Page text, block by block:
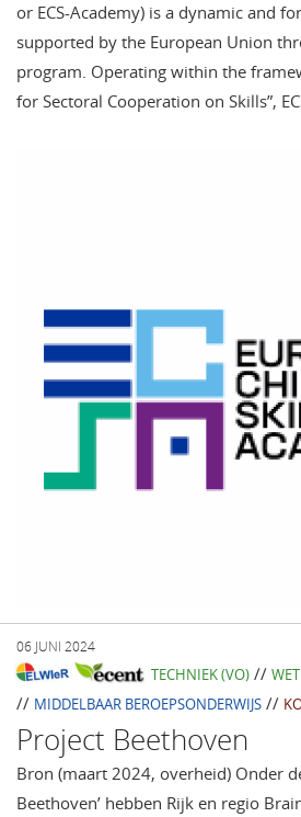
or ECS-Academy) is a dynamic and
supported by the European Union
program. Operating within the
for Sectoral Cooperation on Skills”,
06 JUNI 2024
TECHNIEK (VO)//
// MIDDELBAAR BEROEPSONDERWIJS //
Project Beethoven
Bron (maart 2024, overheid) Onder
Beethoven’ hebben Rijk en regio